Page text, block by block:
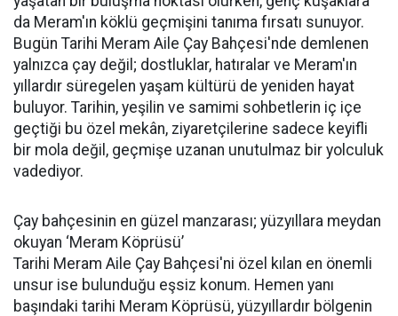
da Meram'ın köklü geçmişini tanıma fırsatı sunuyor.
Bugün Tarihi Meram Aile Çay Bahçesi'nde demlenen
yalnızca çay değil; dostluklar, hatıralar ve Meram'ın
yıllardır süregelen yaşam kültürü de yeniden hayat
buluyor. Tarihin, yeşilin ve samimi sohbetlerin iç içe
geçtiği bu özel mekân, ziyaretçilerine sadece keyifli
bir mola değil, geçmişe uzanan unutulmaz bir yolculuk
vadediyor.
Çay bahçesinin en güzel manzarası; yüzyıllara meydan
okuyan ‘Meram Köprüsü’
Tarihi Meram Aile Çay Bahçesi'ni özel kılan en önemli
unsur ise bulunduğu eşsiz konum. Hemen yanı
başındaki tarihi Meram Köprüsü, yüzyıllardır bölgenin